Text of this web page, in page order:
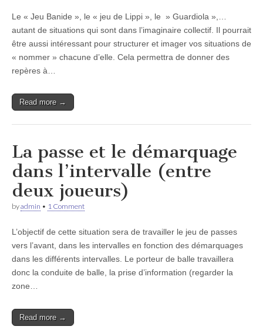
Le « Jeu Banide », le « jeu de Lippi », le » Guardiola »,…
autant de situations qui sont dans l’imaginaire collectif. Il pourrait
être aussi intéressant pour structurer et imager vos situations de
« nommer » chacune d’elle. Cela permettra de donner des
repères à…
Read more →
La passe et le démarquage
dans l’intervalle (entre
deux joueurs)
byadmin • 1 Comment
L’objectif de cette situation sera de travailler le jeu de passes
vers l’avant, dans les intervalles en fonction des démarquages
dans les différents intervalles. Le porteur de balle travaillera
donc la conduite de balle, la prise d’information (regarder la
zone…
Read more →